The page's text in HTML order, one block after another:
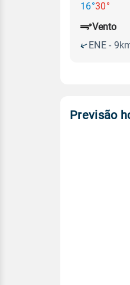
16°30°
Vento
ENE -
Previsão